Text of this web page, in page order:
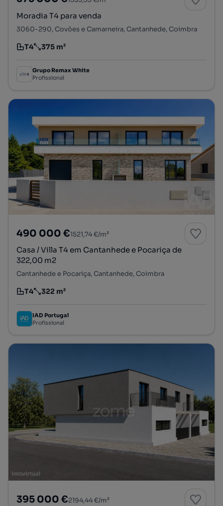
Moradia T4 para venda
3060-290, Covões e Camarneira, Cantanhede, Coimbra
Tipologia
T4
Preço por metro quadrado
375 m²
Grupo Remax White
Profissional
490 000 €1521,74 €/m²
Casa / Villa T4 em Cantanhede e Pocariça de
322,00 m2
Cantanhede e Pocariça, Cantanhede, Coimbra
Tipologia
T4
Preço por metro quadrado
322 m²
IAD Portugal
Profissional
395 000 €2194,44 €/m²